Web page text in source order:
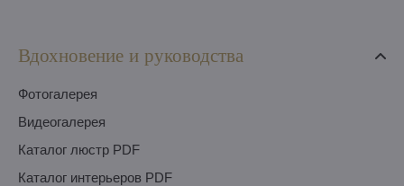
Вдохновение и руководства
Фотогалерея
Видеогалерея
Каталог люстр PDF
Каталог интерьеров PDF